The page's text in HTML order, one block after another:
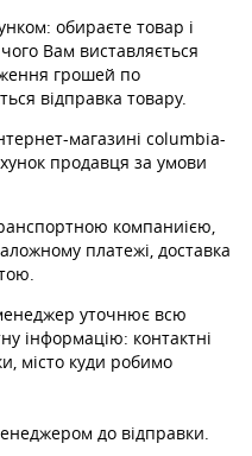
обираєте товар і
Вам виставляється
грошей по
відправка товару.
магазині columbia-
продавця за умови
компаниією,
платежі, доставка
уточнює всю
інформацію: контактні
місто куди робимо
до відправки.